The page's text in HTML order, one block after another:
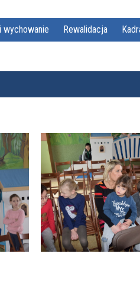
wychowanie Rewalidacja